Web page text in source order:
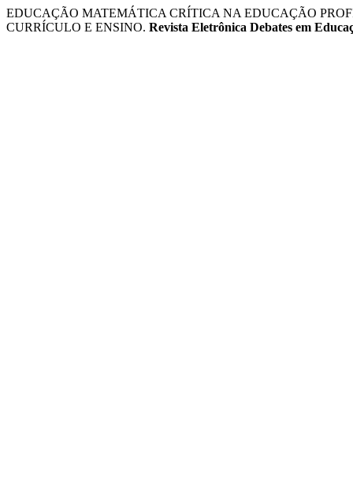
EDUCAÇÃO MATEMÁTICA CRÍTICA NA EDUCAÇÃO
CURRÍCULO E ENSINO. Revista Eletrônica Debates em